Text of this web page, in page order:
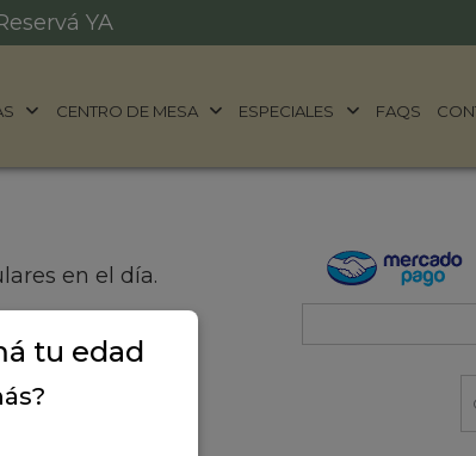
YA
CENTRO DE MESA ESPECIALES FAQS
en el día.
tu edad